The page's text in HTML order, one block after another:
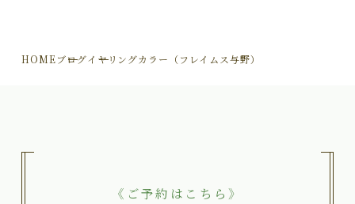
HOMEブログイヤリングカラー（フレイムス与野）
《ご予約はこちら》